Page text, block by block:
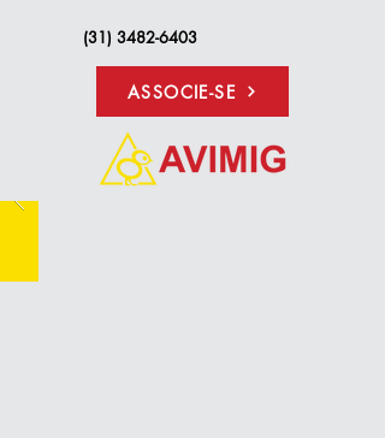
(31) 3482-6403
ASSOCIE-SE